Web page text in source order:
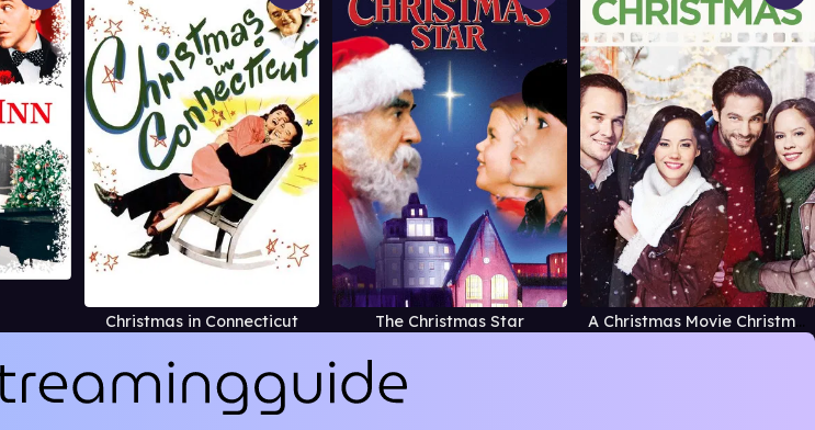
Christmas in Connecticut
The Christmas Star A Christmas Movie Christmas